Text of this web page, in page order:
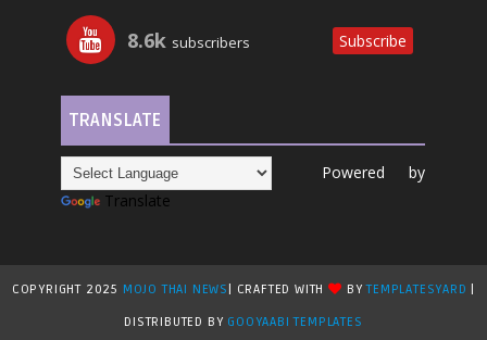
8.6k subscribers Subscribe
TRANSLATE
Powered by
Translate
COPYRIGHT 2025 MOJO THAI NEWS | CRAFTED WITH BYTEMPLATESYARD
DISTRIBUTED BY GOOYAABI TEMPLATES